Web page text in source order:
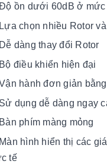
ồn dưới 60dB ở mức
Lựa chọn nhiều Rotor
Dễ dàng thay đổi Rotor
Bộ điều khiển hiện đại
hành đơn giản
Sử dụng dễ dàng ngay
Bàn phím màng mỏng
Màn hình hiển thị các
tế